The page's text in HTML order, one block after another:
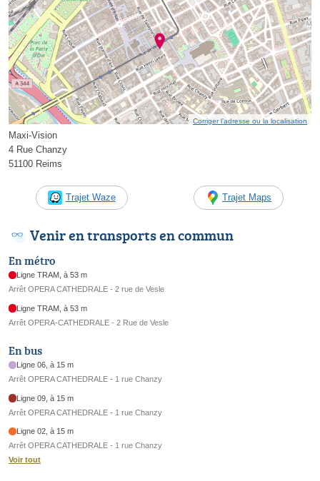
Corriger l’adresse ou la localisation
Maxi-Vision
4 Rue Chanzy
51100 Reims
Trajet Waze Trajet Maps
Venir en transports en commun
En métro
Ligne TRAM, à 53 m
Arrêt OPERA CATHEDRALE - 2 rue de Vesle
Ligne TRAM, à 53 m
Arrêt OPERA-CATHEDRALE - 2 Rue de Vesle
En bus
Ligne 06, à 15 m
Arrêt OPERA CATHEDRALE - 1 rue Chanzy
Ligne 09, à 15 m
Arrêt OPERA CATHEDRALE - 1 rue Chanzy
Ligne 02, à 15 m
Arrêt OPERA CATHEDRALE - 1 rue Chanzy
Voir tout